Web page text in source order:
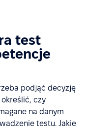
test
podjąć decyzję
czy
na danym
testu. Jakie